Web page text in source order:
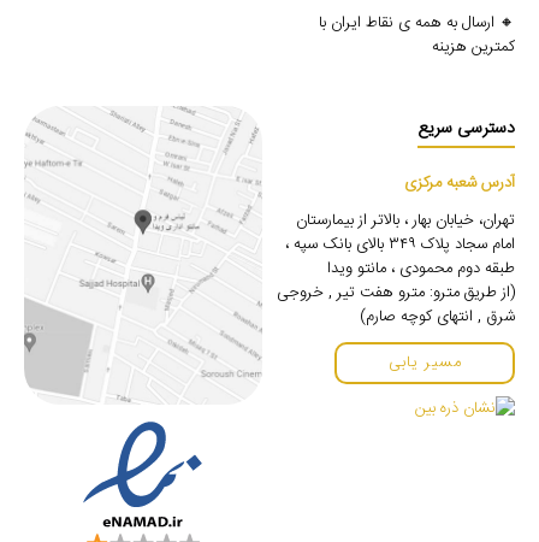
🔸 ارسال به همه ی نقاط ایران با
کمترین هزینه
دسترسی سریع
آدرس شعبه مرکزی
تهران، خیابان بهار ، بالاتر از بیمارستان
امام سجاد پلاک ۳۴۹ بالای بانک سپه ،
طبقه دوم محمودی ، مانتو ویدا
(از طریق مترو: مترو هفت تیر , خروجی
شرق , انتهای کوچه صارم)
مسیر یابی